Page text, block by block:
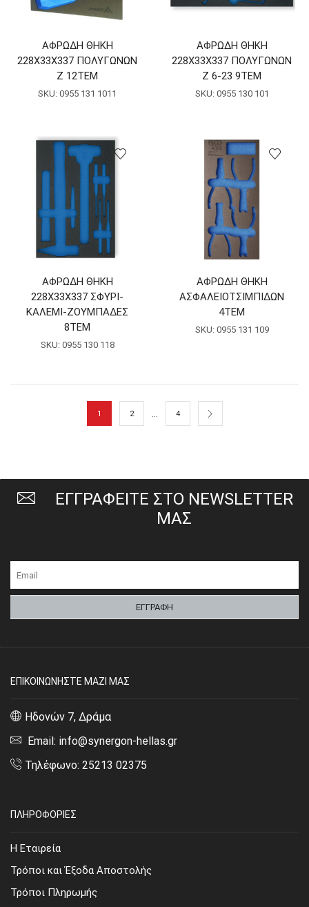
ΑΦΡΩΔΗ ΘΗΚΗ
228Χ33Χ337 ΠΟΛΥΓΩΝΩΝ
Ζ 12ΤΕΜ
SKU: 0955 131 1011
ΑΦΡΩΔΗ ΘΗΚΗ
228Χ33Χ337 ΠΟΛΥΓΩΝΩΝ
Ζ 6-23 9ΤΕΜ
SKU: 0955 130 101
ΑΦΡΩΔΗ ΘΗΚΗ
228Χ33Χ337 ΣΦΥΡΙ-
ΚΑΛΕΜΙ-ΖΟΥΜΠΑΔΕΣ
8ΤΕΜ
SKU: 0955 130 118
ΑΦΡΩΔΗ ΘΗΚΗ
ΑΣΦΑΛΕΙΟΤΣΙΜΠΙΔΩΝ
4ΤΕΜ
SKU: 0955 131 109
1 2 … 4
ΕΓΓΡΑΦΕΙΤΕ ΣΤΟ NEWSLETTER
ΜΑΣ
ΕΠΙΚΟΙΝΩΝΗΣΤΕ ΜΑΖΙ ΜΑΣ
Ηδονών 7, Δράμα
Email: info@synergon-hellas.gr
Τηλέφωνο: 25213 02375
ΠΛΗΡΟΦΟΡΙΕΣ
Η Εταιρεία
Τρόποι και Έξοδα Αποστολής
Τρόποι Πληρωμής